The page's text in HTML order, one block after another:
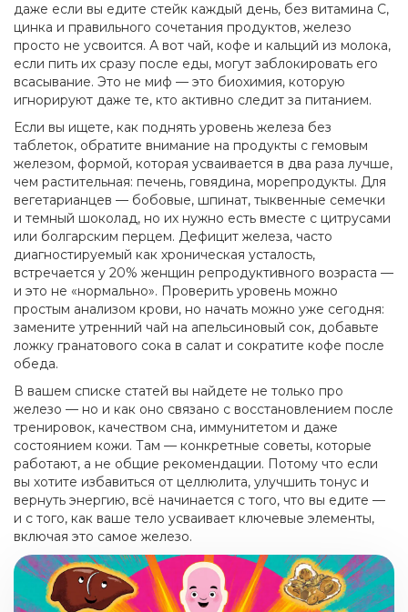
даже если вы едите стейк каждый день, без витамина С,
цинка и правильного сочетания продуктов, железо
просто не усвоится. А вот чай, кофе и кальций из молока,
если пить их сразу после еды, могут заблокировать его
всасывание. Это не миф — это биохимия, которую
игнорируют даже те, кто активно следит за питанием.
Если вы ищете, как поднять уровень железа без
таблеток, обратите внимание на продукты с гемовым
железом, формой, которая усваивается в два раза лучше,
чем растительная: печень, говядина, морепродукты. Для
вегетарианцев — бобовые, шпинат, тыквенные семечки
и темный шоколад, но их нужно есть вместе с цитрусами
или болгарским перцем. Дефицит железа, часто
диагностируемый как хроническая усталость,
встречается у 20% женщин репродуктивного возраста —
и это не «нормально». Проверить уровень можно
простым анализом крови, но начать можно уже сегодня:
замените утренний чай на апельсиновый сок, добавьте
ложку гранатового сока в салат и сократите кофе после
обеда.
В вашем списке статей вы найдете не только про
железо — но и как оно связано с восстановлением после
тренировок, качеством сна, иммунитетом и даже
состоянием кожи. Там — конкретные советы, которые
работают, а не общие рекомендации. Потому что если
вы хотите избавиться от целлюлита, улучшить тонус и
вернуть энергию, всё начинается с того, что вы едите —
и с того, как ваше тело усваивает ключевые элементы,
включая это самое железо.